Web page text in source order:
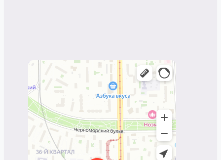
Mia smile
Стоматологическая клиника в Москве
Изготовление протезно-ортопедических
изделий в Москве